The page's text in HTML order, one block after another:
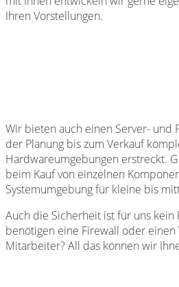
Ihren Vorstellungen.
Wir bieten auch einen Server- und
der Planung bis zum Verkauf
Hardwareumgebungen erstreckt.
beim Kauf von einzelnen
Systemumgebung für kleine bis
Auch die Sicherheit ist für uns kein
benötigen eine Firewall oder einen
Mitarbeiter? All das können wir